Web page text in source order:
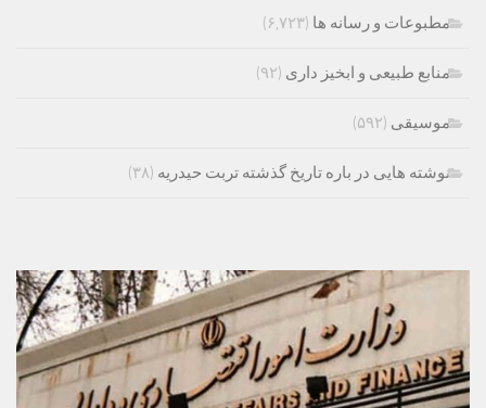
مطبوعات و رسانه ها (۶,۷۲۳)
منابع طبیعی و ابخیز داری (۹۲)
موسیقی (۵۹۲)
نوشته هایی در باره تاریخ گذشته تربت حیدریه (۳۸)